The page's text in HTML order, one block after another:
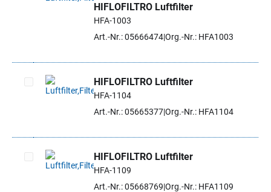
Artikel auswählen
HIFLOFILTRO Luftfilter
HFA-1003
Art.-Nr.: 05666474Org.-Nr.: HFA1003
Artikel auswählen
HIFLOFILTRO Luftfilter
HFA-1104
Art.-Nr.: 05665377Org.-Nr.: HFA1104
Artikel auswählen
HIFLOFILTRO Luftfilter
HFA-1109
Art.-Nr.: 05668769 Org.-Nr.: HFA1109